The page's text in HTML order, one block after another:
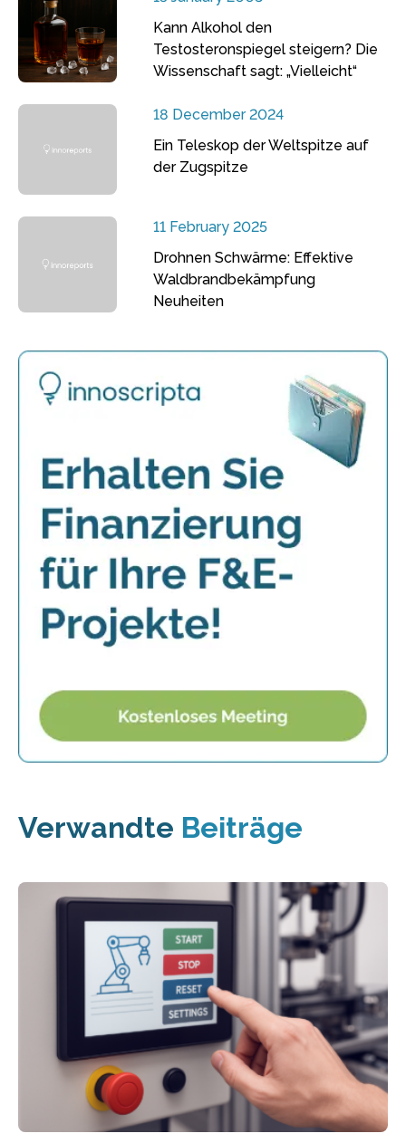
Kann Alkohol den
Testosteronspiegel steigern? Die
Wissenschaft sagt: „Vielleicht“
18 December 2024
Ein Teleskop der Weltspitze auf
der Zugspitze
11 February 2025
Drohnen Schwärme: Effektive
Waldbrandbekämpfung
Neuheiten
Verwandte Beiträge